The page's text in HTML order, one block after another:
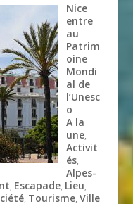
Nice
entre
au
Patrim
oine
Mondi
al de
l’Unesc
o
A la
une,
Activit
és,
Alpes-
, Escapade, Lieu,
, Tourisme,Ville